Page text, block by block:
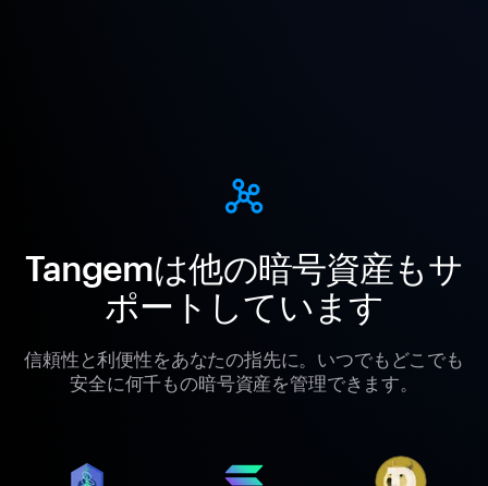
Tangemは他の暗号資産もサ
ポートしています
信頼性と利便性をあなたの指先に。いつでもどこでも
安全に何千もの暗号資産を管理できます。